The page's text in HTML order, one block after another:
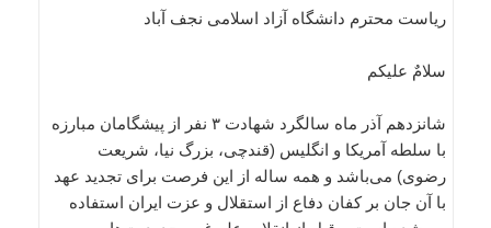
ریاست محترم دانشگاه آزاد اسلامی نجف آباد
سلامٌ علیکم
شانزدهم آذر ماه سالگرد شهادت ۳ نفر از پیشگامان مبارزه
با سلطه آمریکا و انگلیس (قندچی، بزرگ نیا، شریعت
رضوی) می‌باشد و همه ساله از این فرصت برای تجدید عهد
با آن جان بر کفان دفاع از استقلال و عزت ایران استفاده